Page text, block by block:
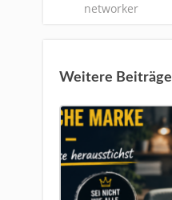
networker
Weitere Beiträge